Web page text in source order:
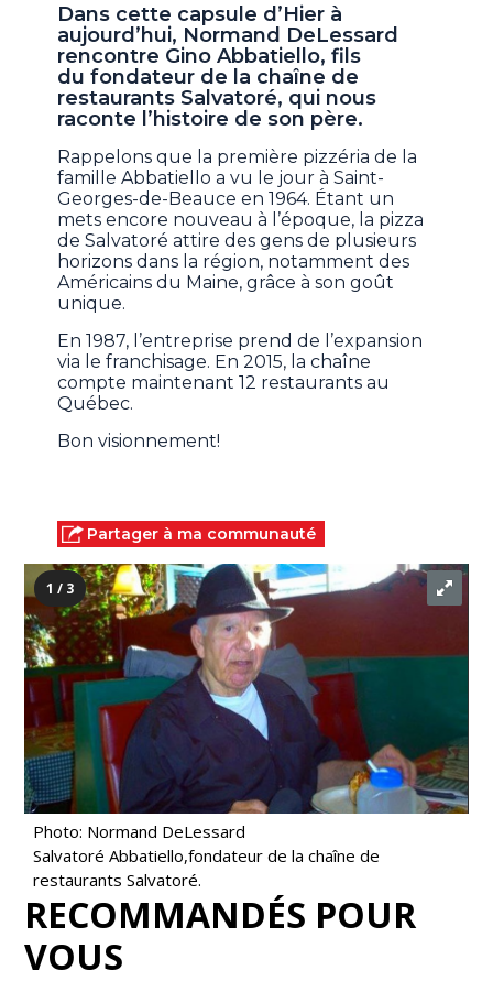
Dans cette capsule d’Hier à
aujourd’hui, Normand DeLessard
rencontre Gino Abbatiello, fils
du fondateur de la chaîne de
restaurants Salvatoré, qui nous
raconte l’histoire de son père.
Rappelons que la première pizzéria de la
famille Abbatiello a vu le jour à Saint-
Georges-de-Beauce en 1964. Étant un
mets encore nouveau à l’époque, la pizza
de Salvatoré attire des gens de plusieurs
horizons dans la région, notamment des
Américains du Maine, grâce à son goût
unique.
En 1987, l’entreprise prend de l’expansion
via le franchisage. En 2015, la chaîne
compte maintenant 12 restaurants au
Québec.
Bon visionnement!
Partager à ma communauté
1 / 3
Photo: Normand DeLessard
Salvatoré Abbatiello,fondateur de la chaîne de
restaurants Salvatoré.
RECOMMANDÉS POUR
VOUS